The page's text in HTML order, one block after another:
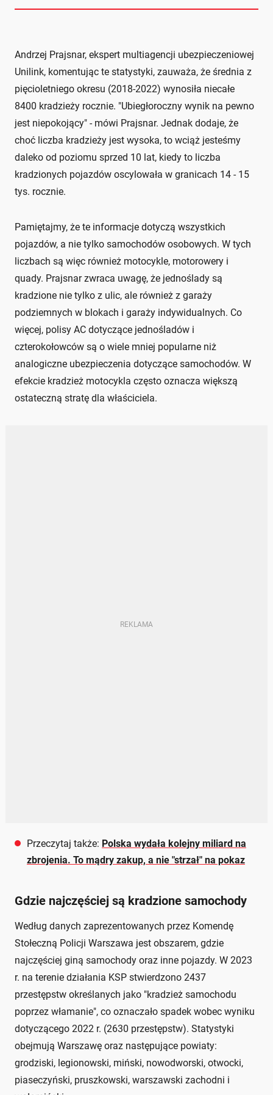
Andrzej Prajsnar, ekspert multiagencji ubezpieczeniowej
Unilink, komentując te statystyki, zauważa, że średnia z
pięcioletniego okresu (2018-2022) wynosiła niecałe
8400 kradzieży rocznie. "Ubiegłoroczny wynik na pewno
jest niepokojący" - mówi Prajsnar. Jednak dodaje, że
choć liczba kradzieży jest wysoka, to wciąż jesteśmy
daleko od poziomu sprzed 10 lat, kiedy to liczba
kradzionych pojazdów oscylowała w granicach 14 - 15
tys. rocznie.
Pamiętajmy, że te informacje dotyczą wszystkich
pojazdów, a nie tylko samochodów osobowych. W tych
liczbach są więc również motocykle, motorowery i
quady. Prajsnar zwraca uwagę, że jednoślady są
kradzione nie tylko z ulic, ale również z garaży
podziemnych w blokach i garaży indywidualnych. Co
więcej, polisy AC dotyczące jednośladów i
czterokołowców są o wiele mniej popularne niż
analogiczne ubezpieczenia dotyczące samochodów. W
efekcie kradzież motocykla często oznacza większą
ostateczną stratę dla właściciela.
Przeczytaj także: Polska wydała kolejny miliard na
zbrojenia. To mądry zakup, a nie "strzał" na pokaz
Gdzie najczęściej są kradzione samochody
Według danych zaprezentowanych przez Komendę
Stołeczną Policji Warszawa jest obszarem, gdzie
najczęściej giną samochody oraz inne pojazdy. W 2023
r. na terenie działania KSP stwierdzono 2437
przestępstw określanych jako "kradzież samochodu
poprzez włamanie", co oznaczało spadek wobec wyniku
dotyczącego 2022 r. (2630 przestępstw). Statystyki
obejmują Warszawę oraz następujące powiaty:
grodziski, legionowski, miński, nowodworski, otwocki,
piaseczyński, pruszkowski, warszawski zachodni i